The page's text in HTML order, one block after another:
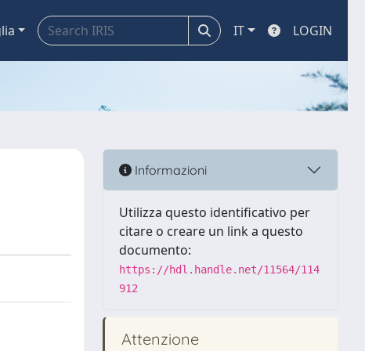
IT LOGIN
Informazioni
Utilizza questo identificativo per
citare o creare un link a questo
documento:
https://hdl.handle.net/11564/114
912
Attenzione